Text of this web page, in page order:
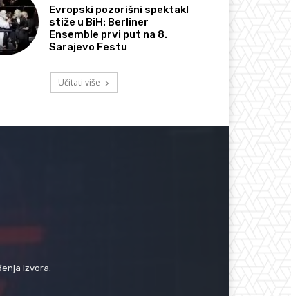
Evropski pozorišni spektakl
stiže u BiH: Berliner
Ensemble prvi put na 8.
Sarajevo Festu
Učitati više
izvora.